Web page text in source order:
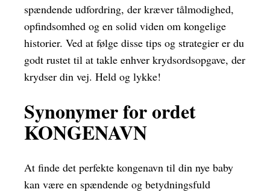
spændende udfordring, der kræver tålmodighed,
opfindsomhed og en solid viden om kongelige
historier. Ved at følge disse tips og strategier er du
godt rustet til at takle enhver krydsordsopgave, der
krydser din vej. Held og lykke!
Synonymer for ordet
KONGENAVN
At finde det perfekte kongenavn til din nye baby
kan være en spændende og betydningsfuld